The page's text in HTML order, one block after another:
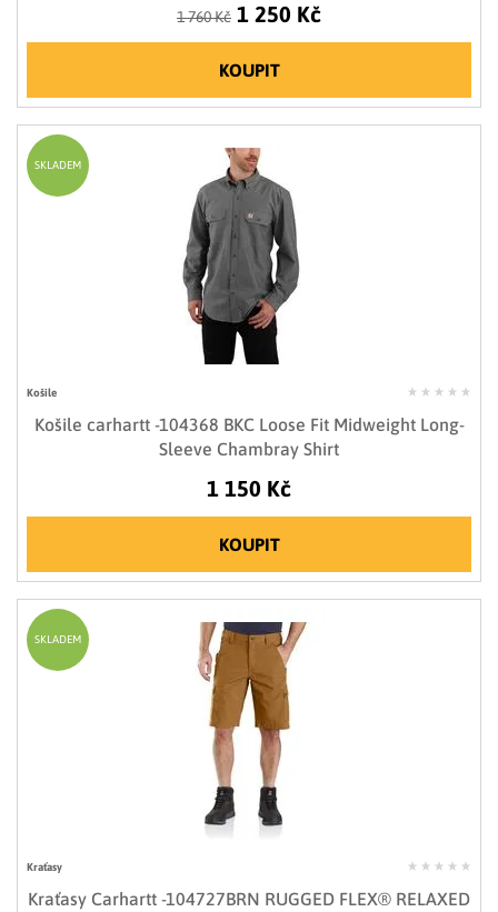
1 760 Kč 1 250 Kč
KOUPIT
Košile
Košile carhartt -104368 BKC Loose Fit Midweight Long-
Sleeve Chambray Shirt
1 150 Kč
KOUPIT
SKLADEM
Kraťasy
Kraťasy Carhartt -104727BRN RUGGED FLEX® RELAXED
SKLADEM